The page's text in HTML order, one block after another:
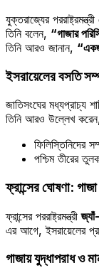
যুক্তরাজ্যের পররাষ্ট্রমন্ত্রী
তিনি বলেন, “গাজার
তিনি আরও জানান,
ইসরায়েলের বসতি
জাতিসংঘের মধ্যপ্রাচ্য
তিনি আরও উল্লেখ
ফিলিস্তিনিদের
পশ্চিম তীরের
ফ্রান্সের ঘোষণা:
ফ্রান্সের পররাষ্ট্রমন্ত্রী
এর আগে, ইসরায়েলের
গাজায় যুদ্ধাপরাধ ও